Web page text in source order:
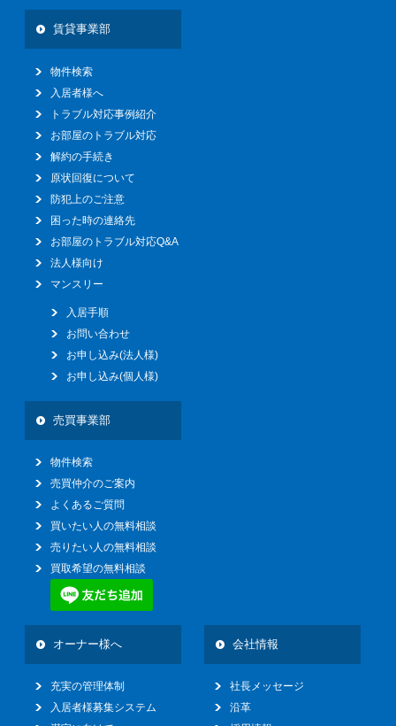
賃貸事業部
物件検索
入居者様へ
トラブル対応事例紹介
お部屋のトラブル対応
解約の手続き
原状回復について
防犯上のご注意
困った時の連絡先
お部屋のトラブル対応Q&A
法人様向け
マンスリー
入居手順
お問い合わせ
お申し込み(法人様)
お申し込み(個人様)
売買事業部
物件検索
売買仲介のご案内
よくあるご質問
買いたい人の無料相談
売りたい人の無料相談
買取希望の無料相談
オーナー様へ
充実の管理体制
入居者様募集システム
会社情報
社長メッセージ
沿革